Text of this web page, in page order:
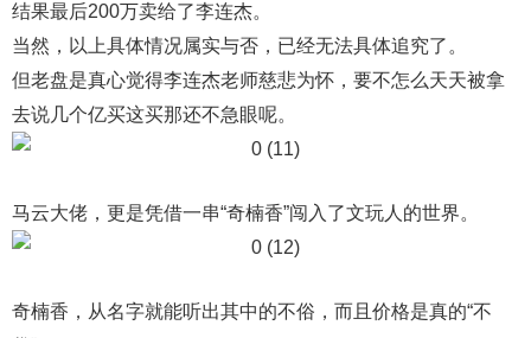
结果最后200万卖给了李连杰。
当然，以上具体情况属实与否，已经无法具体追究了。
但老盘是真心觉得李连杰老师慈悲为怀，要不怎么天天被拿
去说几个亿买这买那还不急眼呢。
马云大佬，更是凭借一串“奇楠香”闯入了文玩人的世界。
奇楠香，从名字就能听出其中的不俗，而且价格是真的“不